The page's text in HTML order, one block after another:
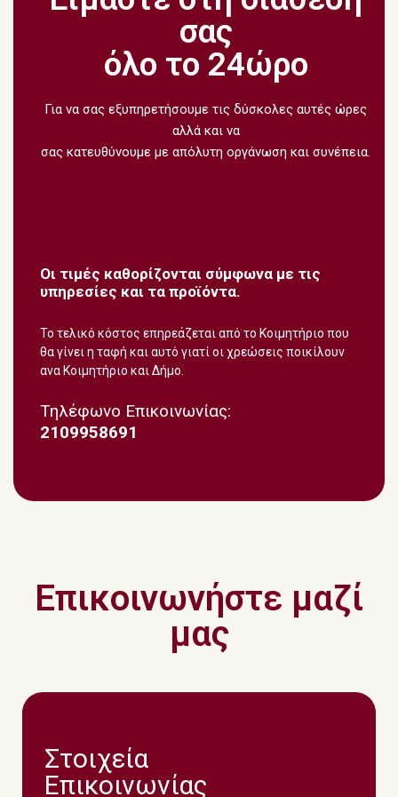
σας
όλο το 24ώρο
Για να σας εξυπηρετήσουμε τις δύσκολες αυτές ώρες
αλλά και να
σας κατευθύνουμε με απόλυτη οργάνωση και συνέπεια.
Οι τιμές καθορίζονται σύμφωνα με τις
υπηρεσίες και τα προϊόντα.
Το τελικό κόστος επηρεάζεται από το Κοιμητήριο που
θα γίνει η ταφή και αυτό γιατί οι χρεώσεις ποικίλουν
ανα Κοιμητήριο και Δήμο.
Τηλέφωνο Επικοινωνίας:
2109958691
Επικοινωνήστε μαζί
μας
Στοιχεία
Επικοινωνίας